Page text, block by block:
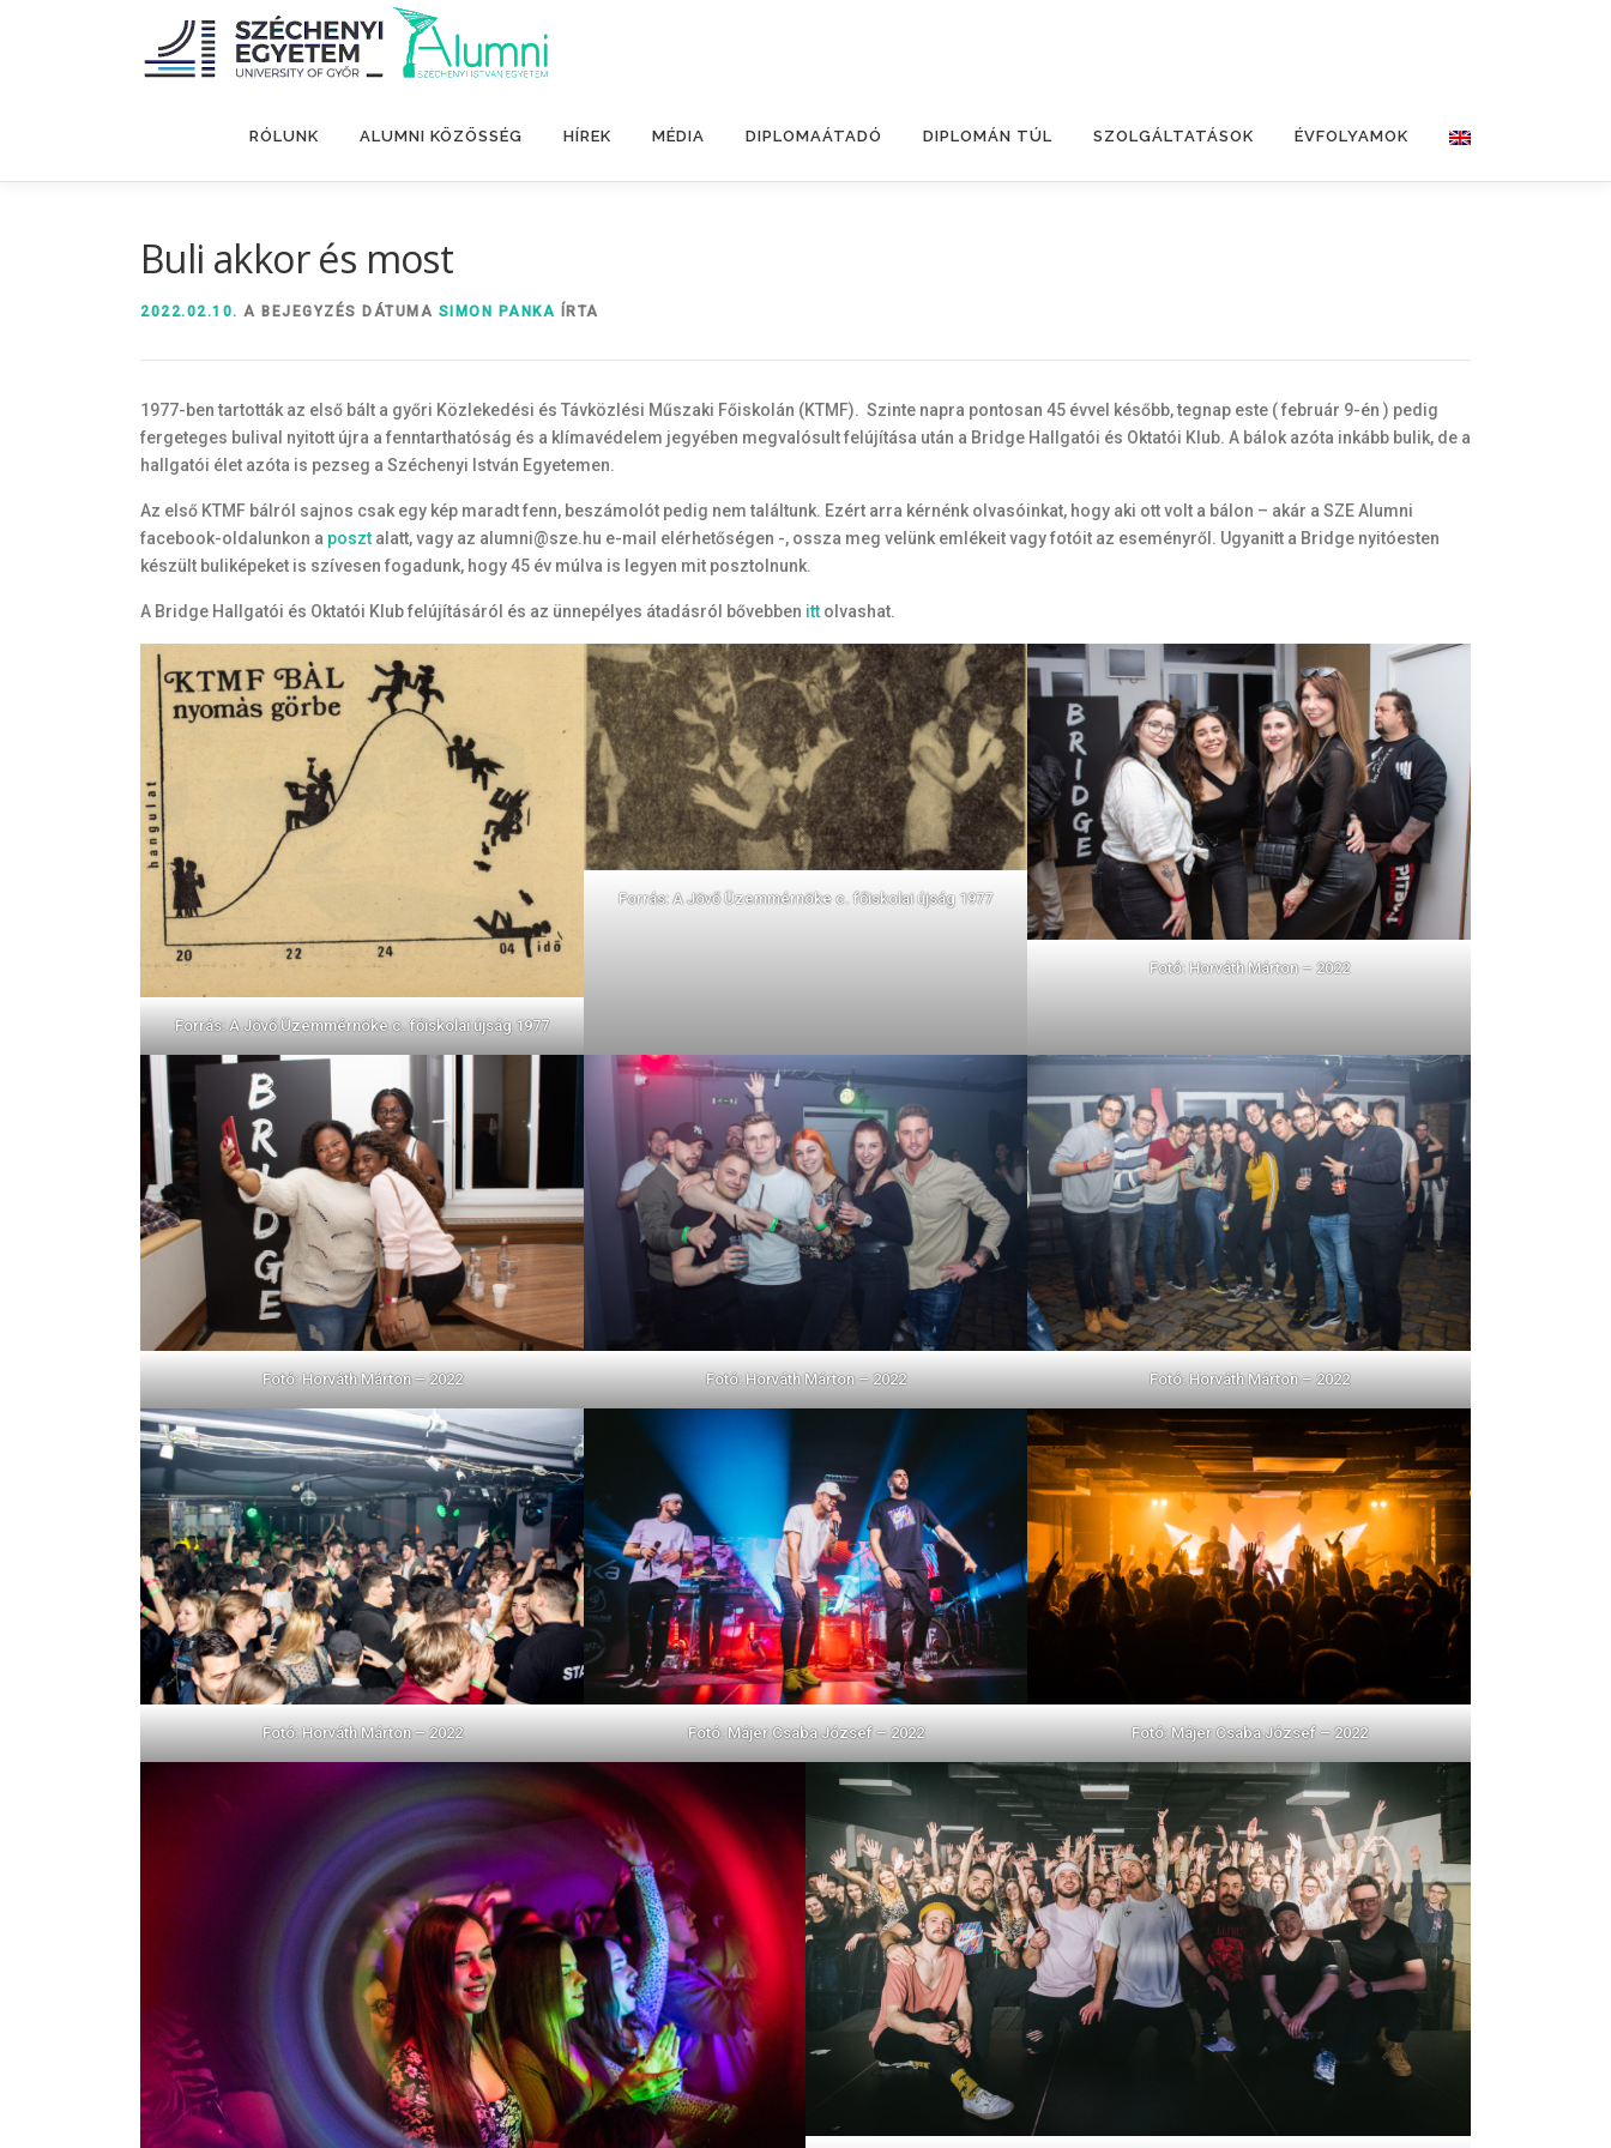
RÓLUNK ALUMNI KÖZÖSSÉG HÍREK MÉDIA DIPLOMAÁTADÓ DIPLOMÁN TÚL SZOLGÁLTATÁSOK ÉVFOLYAMOK
Buli akkor és most
2022.02.10. A BEJEGYZÉS DÁTUMA SIMON PANKA ÍRTA
1977-ben tartották az első bált a győri Közlekedési és Távközlési Műszaki Főiskolán (KTMF). Szinte napra pontosan 45 évvel később, tegnap este ( február 9-én ) pedig
fergeteges bulival nyitott újra a fenntarthatóság és a klímavédelem jegyében megvalósult felújítása után a Bridge Hallgatói és Oktatói Klub. A bálok azóta inkább bulik, de a
hallgatói élet azóta is pezseg a Széchenyi István Egyetemen.
Az első KTMF bálról sajnos csak egy kép maradt fenn, beszámolót pedig nem találtunk. Ezért arra kérnénk olvasóinkat, hogy aki ott volt a bálon – akár a SZE Alumni
facebook-oldalunkon a poszt alatt, vagy az alumni@sze.hu e-mail elérhetőségen -, ossza meg velünk emlékeit vagy fotóit az eseményről. Ugyanitt a Bridge nyitóesten
készült buliképeket is szívesen fogadunk, hogy 45 év múlva is legyen mit posztolnunk.
A Bridge Hallgatói és Oktatói Klub felújításáról és az ünnepélyes átadásról bővebben itt olvashat.
Forrás: A Jövő Üzemmérnöke c. főiskolai újság 1977
Forrás: A Jövő Üzemmérnöke c. főiskolai újság 1977
Fotó: Horváth Márton – 2022
Fotó: Horváth Márton – 2022 Fotó: Horváth Márton – 2022 Fotó: Horváth Márton – 2022
Fotó: Horváth Márton – 2022 Fotó: Májer Csaba József – 2022 Fotó: Májer Csaba József – 2022